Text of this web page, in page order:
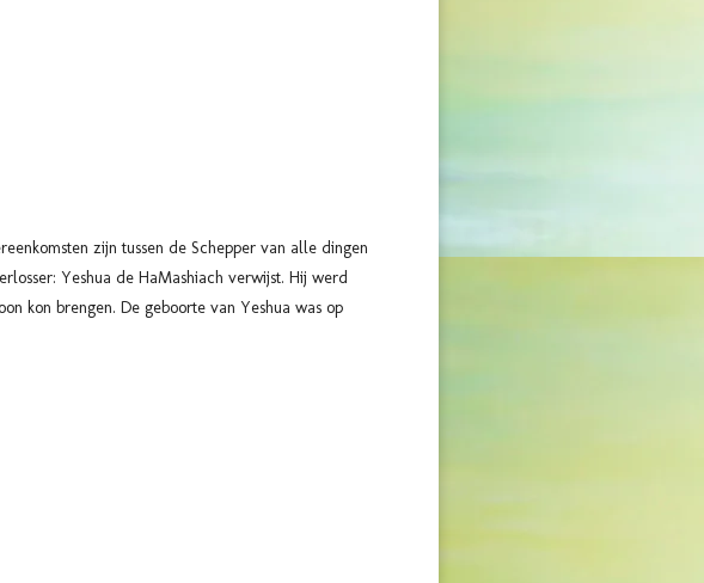
zijn tussen de Schepper van alle dingen
Yeshua de HaMashiach verwijst. Hij werd
kon brengen. De geboorte van Yeshua was op